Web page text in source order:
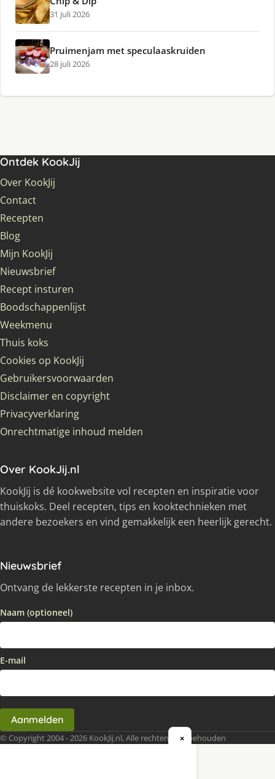
31 juli 2026
Pruimenjam met speculaaskruiden
28 juli 2026
Ontdek KookJij
Over KookJij
Contact
Recepten
Blog
Mijn KookJij
Nieuwsbrief
Recept insturen
Boodschappenlijst
Weekmenu
Thuis koks
Cookies op KookJij
Gebruikersvoorwaarden
Disclaimer en copyright
Privacyverklaring
Onrechtmatige inhoud melden
Over KookJij.nl
KookJij is dé kookwebsite vol recepten en inspiratie voor
thuiskoks. Deel recepten, tips en kooktechnieken met
andere bezoekers en vind gemakkelijk een heerlijk gerecht.
Nieuwsbrief
Ontvang de lekkerste recepten in je inbox.
Naam (optioneel)
E-mail
Aanmelden
© Copyright 2004 - 2026 KookJij.nl, Alle rechten voorbehouden
×